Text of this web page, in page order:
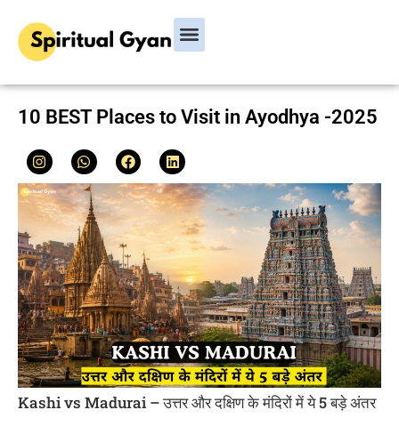
10 BEST Places to Visit in Ayodhya -2025
Kashi vs Madurai – उत्तर और दक्षिण के मंदिरों में ये 5 बड़े अंतर